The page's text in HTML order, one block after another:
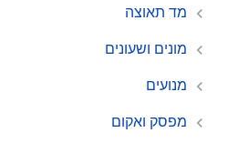
מד תאוצה
מונים ושעונים
מנועים
מפסק ואקום